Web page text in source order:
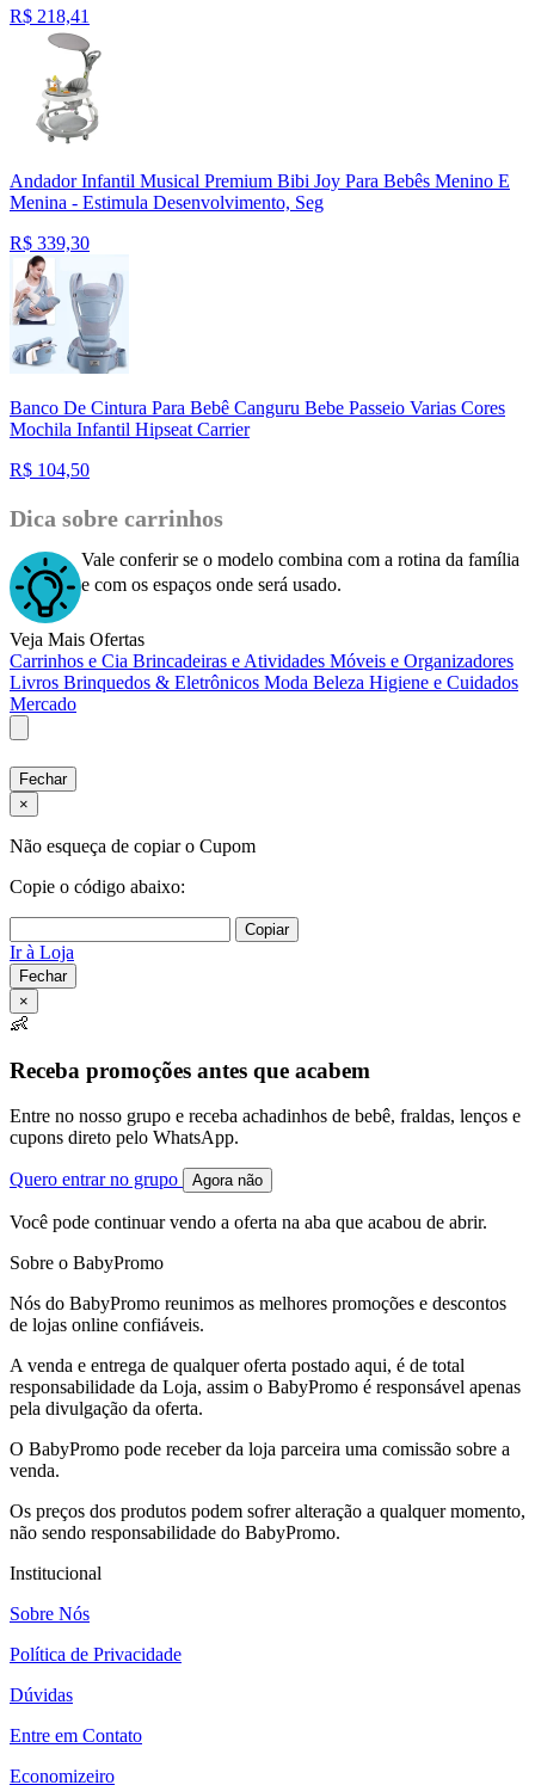
R$ 218,41
Andador Infantil Musical Premium Bibi Joy Para Bebês Menino E
Menina - Estimula Desenvolvimento, Seg
R$ 339,30
Banco De Cintura Para Bebê Canguru Bebe Passeio Varias Cores
Mochila Infantil Hipseat Carrier
R$ 104,50
Dica sobre carrinhos
Vale conferir se o modelo combina com a rotina da família
e com os espaços onde será usado.
Veja Mais Ofertas
Carrinhos e Cia Brincadeiras e Atividades Móveis e Organizadores
Livros Brinquedos & Eletrônicos Moda Beleza Higiene e Cuidados
Mercado
Fechar
×
Não esqueça de copiar o Cupom
Copie o código abaixo:
Copiar
Ir à Loja
Fechar
×
👶
Receba promoções antes que acabem
Entre no nosso grupo e receba achadinhos de bebê, fraldas, lenços e
cupons direto pelo WhatsApp.
Quero entrar no grupo Agora não
Você pode continuar vendo a oferta na aba que acabou de abrir.
Sobre o BabyPromo
Nós do BabyPromo reunimos as melhores promoções e descontos
de lojas online confiáveis.
A venda e entrega de qualquer oferta postado aqui, é de total
responsabilidade da Loja, assim o BabyPromo é responsável apenas
pela divulgação da oferta.
O BabyPromo pode receber da loja parceira uma comissão sobre a
venda.
Os preços dos produtos podem sofrer alteração a qualquer momento,
não sendo responsabilidade do BabyPromo.
Institucional
Sobre Nós
Política de Privacidade
Dúvidas
Entre em Contato
Economizeiro